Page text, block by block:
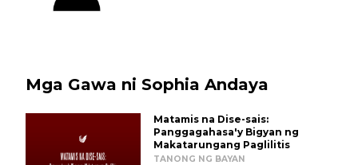
Mga Gawa ni Sophia Andaya
Matamis na Dise-sais:
Panggagahasa'y Bigyan ng
Makatarungang Paglilitis
TANONG NG BAYAN